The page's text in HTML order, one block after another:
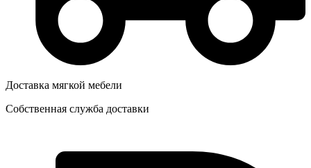
Доставка мягкой мебели
Собственная служба доставки